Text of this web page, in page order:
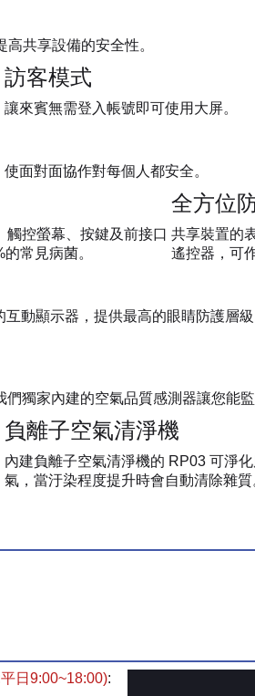
共享設備的安全性。
訪客模式
讓來賓無需登入帳號即可使用大屏。
面對面協作對每個人都安全。
控螢幕、按鍵及前接口
常見病菌。
全方位
共享裝置的
遙控器，可
動顯示器，提供最高的眼睛防護層
獨家內建的空氣品質感測器讓您能
負離子空氣清淨機
內建負離子空氣清淨機的 RP03 可淨
氣，當汙染程度提升時會自動清除雜質
日9:00~18:00):